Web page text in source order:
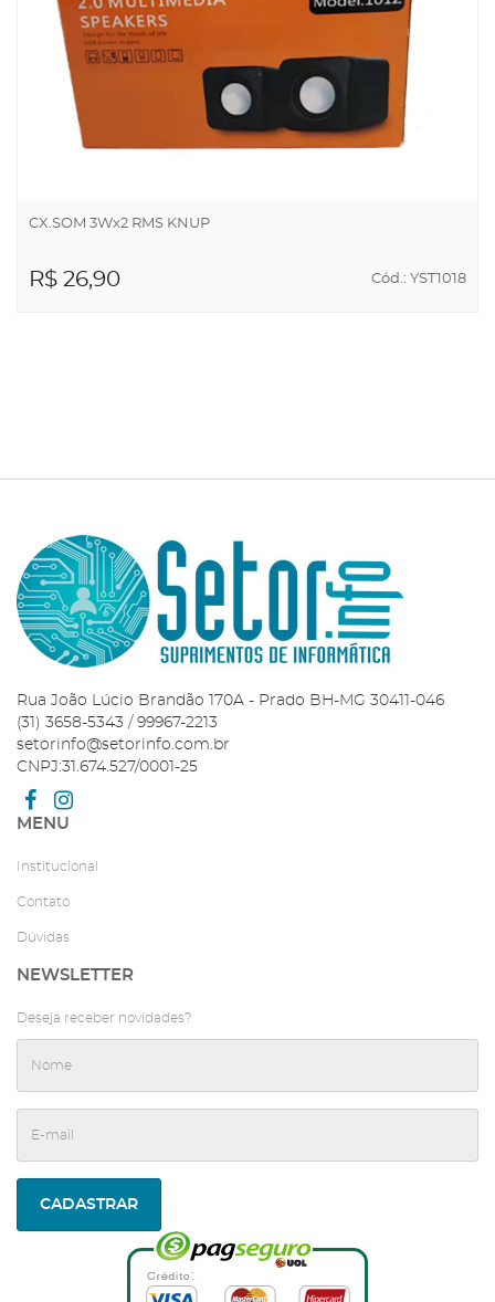
CX.SOM 3Wx2 RMS KNUP
R$ 26,90 Cód.: YST1018
Rua João Lúcio Brandão 170A - Prado BH-MG 30411-046
(31) 3658-5343 / 99967-2213
setorinfo@setorinfo.com.br
CNPJ:31.674.527/0001-25
MENU
Institucional
Contato
Dúvidas
NEWSLETTER
Deseja receber novidades?
CADASTRAR